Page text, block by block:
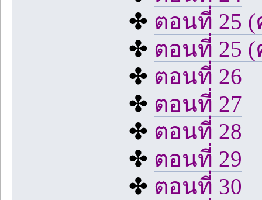
✤ ตอนที่ 25
✤ ตอนที่ 25 (
✤ ตอนที่ 26
✤ ตอนที่ 27
✤ ตอนที่ 28
✤ ตอนที่ 29
✤ ตอนที่ 30